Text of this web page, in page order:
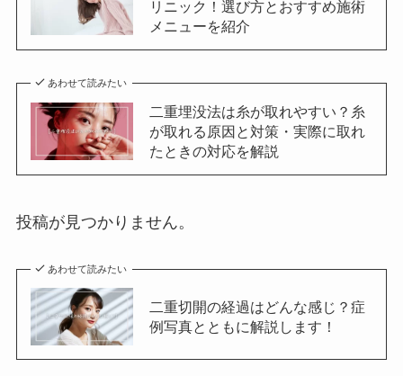
リニック！選び方とおすすめ施術
メニューを紹介
あわせて読みたい
二重埋没法は糸が取れやすい？糸
が取れる原因と対策・実際に取れ
たときの対応を解説
投稿が見つかりません。
あわせて読みたい
二重切開の経過はどんな感じ？症
例写真とともに解説します！